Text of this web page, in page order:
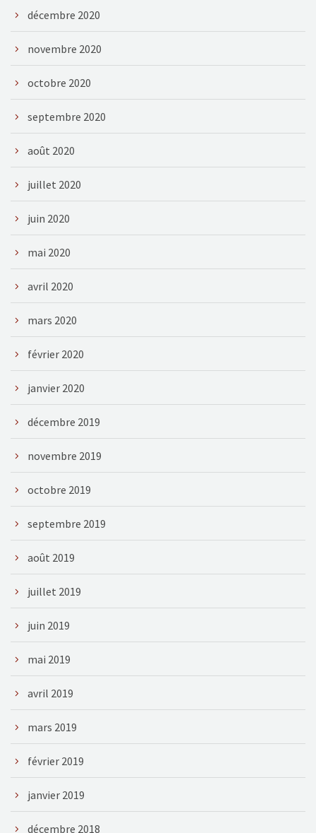
décembre 2020
novembre 2020
octobre 2020
septembre 2020
août 2020
juillet 2020
juin 2020
mai 2020
avril 2020
mars 2020
février 2020
janvier 2020
décembre 2019
novembre 2019
octobre 2019
septembre 2019
août 2019
juillet 2019
juin 2019
mai 2019
avril 2019
mars 2019
février 2019
janvier 2019
décembre 2018